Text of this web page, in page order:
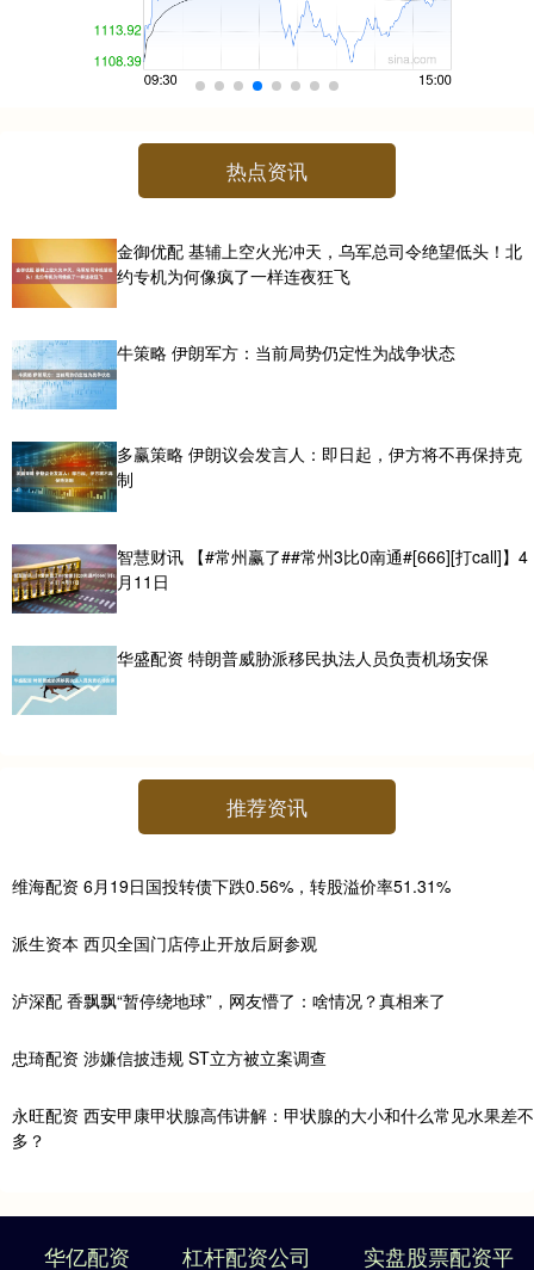
热点资讯
金御优配 基辅上空火光冲天，乌军总司令绝望低头！北
约专机为何像疯了一样连夜狂飞
牛策略 伊朗军方：当前局势仍定性为战争状态
多赢策略 伊朗议会发言人：即日起，伊方将不再保持克
制
智慧财讯 【#常州赢了##常州3比0南通#[666][打call]】4
月11日
华盛配资 特朗普威胁派移民执法人员负责机场安保
推荐资讯
维海配资 6月19日国投转债下跌0.56%，转股溢价率51.31%
派生资本 西贝全国门店停止开放后厨参观
泸深配 香飘飘“暂停绕地球”，网友懵了：啥情况？真相来了
忠琦配资 涉嫌信披违规 ST立方被立案调查
永旺配资 西安甲康甲状腺高伟讲解：甲状腺的大小和什么常见水果差不
多？
华亿配资 杠杆配资公司 实盘股票配资平